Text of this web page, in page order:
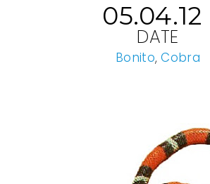
05.04.12
DATE
Bonito,Cobra